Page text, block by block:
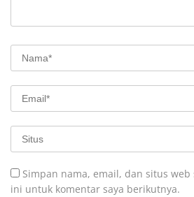
Simpan nama, email, dan situs
ini untuk komentar saya berikutnya.